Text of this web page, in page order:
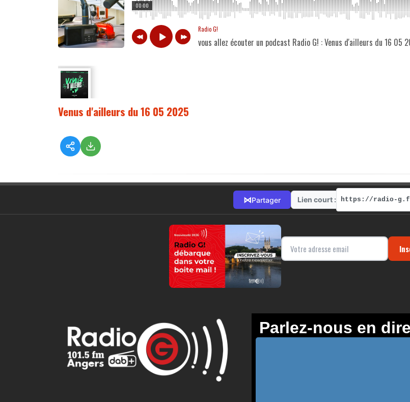
00:00
Radio G!
vous allez écouter un podcast Radio G! : Venus d'ailleurs du 16 05
Venus d'ailleurs du 16 05 2025
⋈Partager Lien court :